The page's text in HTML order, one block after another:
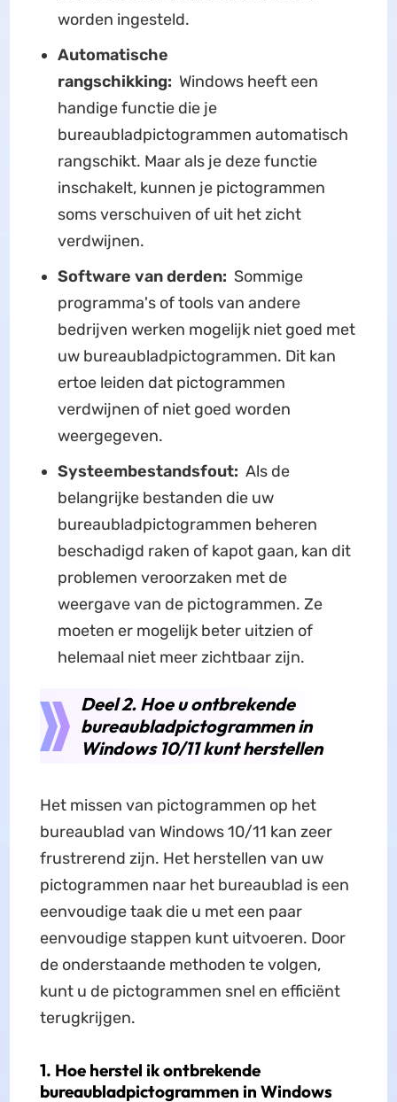
worden ingesteld.
Automatische
rangschikking: Windows heeft een
handige functie die je
bureaubladpictogrammen automatisch
rangschikt. Maar als je deze functie
inschakelt, kunnen je pictogrammen
soms verschuiven of uit het zicht
verdwijnen.
Software van derden: Sommige
programma's of tools van andere
bedrijven werken mogelijk niet goed met
uw bureaubladpictogrammen. Dit kan
ertoe leiden dat pictogrammen
verdwijnen of niet goed worden
weergegeven.
Systeembestandsfout: Als de
belangrijke bestanden die uw
bureaubladpictogrammen beheren
beschadigd raken of kapot gaan, kan dit
problemen veroorzaken met de
weergave van de pictogrammen. Ze
moeten er mogelijk beter uitzien of
helemaal niet meer zichtbaar zijn.
Deel 2. Hoe u ontbrekende
bureaubladpictogrammen in
Windows 10/11 kunt herstellen
Het missen van pictogrammen op het
bureaublad van Windows 10/11 kan zeer
frustrerend zijn. Het herstellen van uw
pictogrammen naar het bureaublad is een
eenvoudige taak die u met een paar
eenvoudige stappen kunt uitvoeren. Door
de onderstaande methoden te volgen,
kunt u de pictogrammen snel en efficiënt
terugkrijgen.
1. Hoe herstel ik ontbrekende
bureaubladpictogrammen in Windows